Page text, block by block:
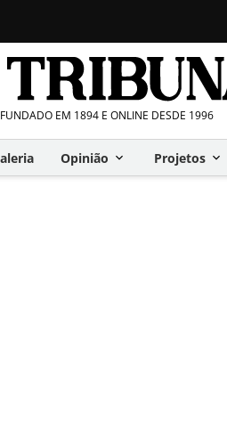
FUNDADO EM 1894 E ONLINE DESDE 1996
Opinião Projetos